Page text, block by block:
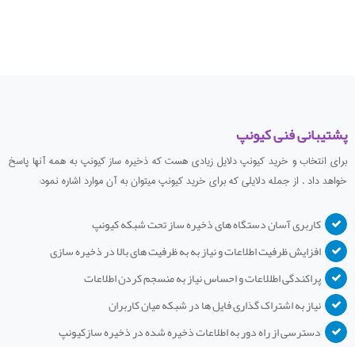
پشتیبانی فنی کیونپ
برای انتخاب و خرید کیونپ دلایل زیادی هست که ذخیره ساز کیونپ به همه آنها پاسخ
خواهد داد . از جمله دلایلی که برای خرید کیونپ میتوان به آن موارد اشاره نمود:
کاربری آسان دستگاه های ذخیره ساز تحت شبکه کیونپ
افزایش ظرفیت اطلاعات و نیاز به به ظرفیت های بالا در ذخیره سازی
پراکندگی اطللاعات و احساس نیاز به منسجم کردن اطلاعات
نیاز به اشتراک گذاری فایل ها در شبکه میان کاربران
دسترسی از راه دور به اطلاعات ذخیره شده در ذخیره سازکیونپ